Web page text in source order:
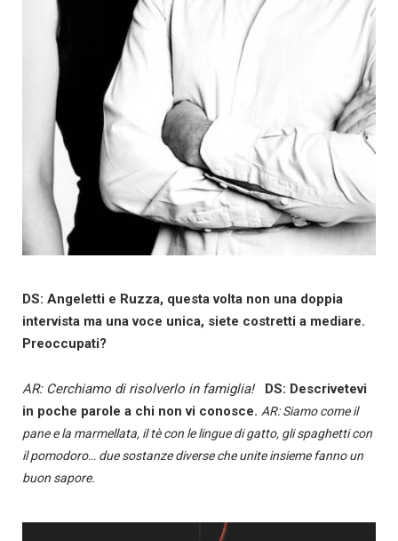
DS: Angeletti e Ruzza, questa volta non una doppia
intervista ma una voce unica, siete costretti a mediare.
Preoccupati?
AR: Cerchiamo di risolverlo in famiglia!
DS: Descrivetevi
in poche parole a chi non vi conosce. AR: Siamo come il
pane e la marmellata, il tè con le lingue di gatto, gli spaghetti con
il pomodoro… due sostanze diverse che unite insieme fanno un
buon sapore.